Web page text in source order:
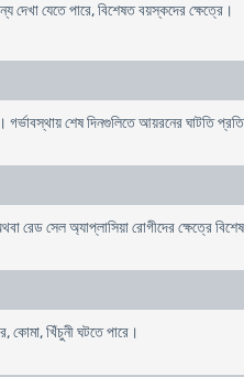
যেতে পারে, বিশেষত বয়স্কদের ক্ষেত্রে।
শেষ দিনগুলিতে আয়রনের ঘাটতি
রেড সেল অ্যাপ্লাসিয়া রোগীদের ক্ষেত্রে
খিঁচুনী ঘটতে পারে।